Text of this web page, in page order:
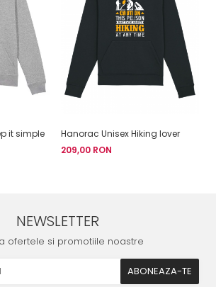
it simple
Hanorac Unisex Hiking lover
209,00 RON
NEWSLETTER
ofertele si promotiile noastre